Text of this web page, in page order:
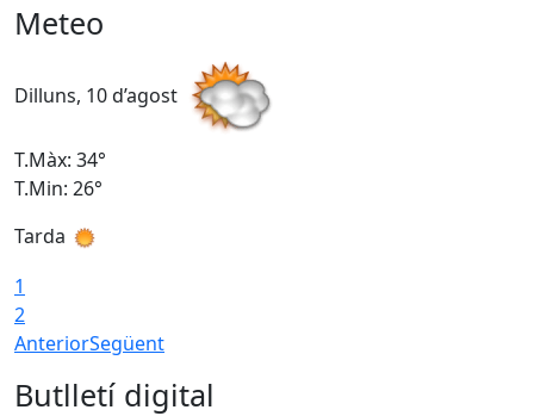
Meteo
Dilluns, 10 d’agost
T.Màx: 34°
T.Min: 26°
Tarda
1
2
AnteriorSegüent
Butlletí digital